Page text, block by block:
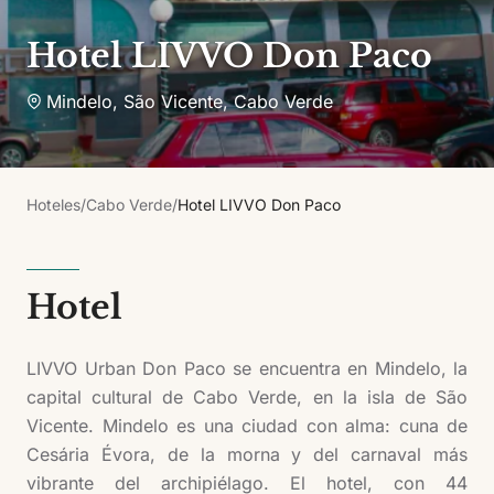
Hotel LIVVO Don Paco
Mindelo, São Vicente,Cabo Verde
Hoteles/Cabo Verde/Hotel LIVVO Don Paco
Hotel
LIVVO Urban Don Paco se encuentra en Mindelo, la
capital cultural de Cabo Verde, en la isla de São
Vicente. Mindelo es una ciudad con alma: cuna de
Cesária Évora, de la morna y del carnaval más
vibrante del archipiélago. El hotel, con 44